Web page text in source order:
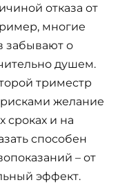
отказа от
многие
забывают о
душем.
триместр
желание
сроках и на
способен
– от
эффект.